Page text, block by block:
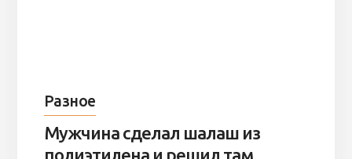
Разное
Мужчина сделал шалаш из
полиэтилена и решил там